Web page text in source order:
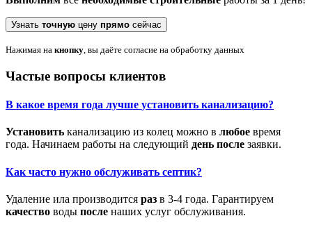
Узнать точную цену прямо сейчас
Нажимая на кнопку, вы даёте согласие на обработку данных
Частые вопросы клиентов
В какое время года лучше установить канализацию?
Установить канализацию из колец можно в любое время
года. Начинаем работы на следующий день после заявки.
Как часто нужно обслуживать септик?
Удаление ила производится раз в 3-4 года. Гарантируем
качество воды после наших услуг обслуживания.